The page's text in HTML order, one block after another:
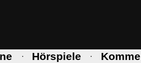
· Hörspiele ·